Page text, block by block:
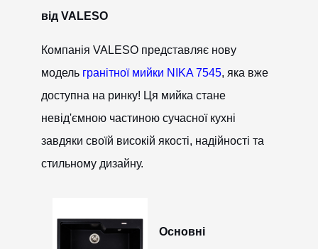
від VALESO
Компанія VALESO представляє нову
модель гранітної мийки NIKA 7545, яка вже
доступна на ринку! Ця мийка стане
невід'ємною частиною сучасної кухні
завдяки своїй високій якості, надійності та
стильному дизайну.
Основні